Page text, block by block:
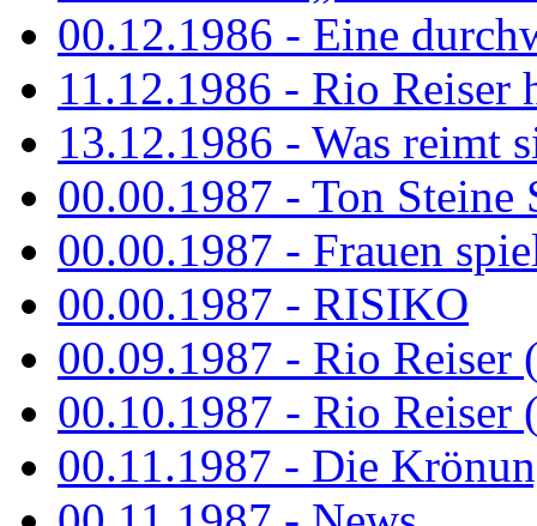
00.12.1986 - Eine
11.12.1986 - Rio Reiser
13.12.1986 - Was reimt
00.00.1987 - Ton Steine
00.00.1987 - Frauen
00.00.1987 - RISIKO
00.09.1987 - Rio Reiser
00.10.1987 - Rio Reiser
00.11.1987 - Die